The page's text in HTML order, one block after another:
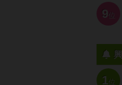
9 位
1位